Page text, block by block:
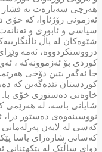
هەرچی سەبارەت بە فشار و
ئەزمونی رۆژئاوا، کە خۆی
سیاسی و ئابوری و
شێوەکان لە پاڵ
درووستکردووە، ئەمە
کوردی بۆ ئەزموونەکە ،
جا ئەگەر بێین دۆخی
کوردستان تێدەگەین کە
خاوەنی دەستوری خۆی با.
کەسی لە لایەن پەرلەمانی
کەسانی شارەزای یاسا
دوای ساڵێک لە پێکهێنانی